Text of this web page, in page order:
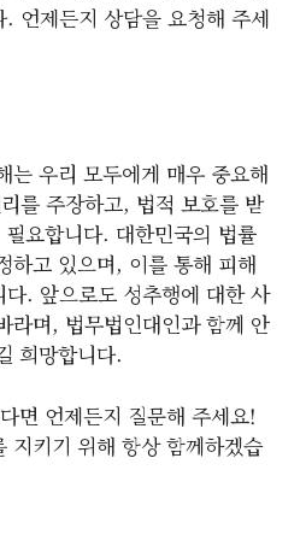
언제든지 상담을 요청해 주세
는 우리 모두에게 매우 중요해
를 주장하고, 법적 보호를 받
요합니다. 대한민국의 법률
하고 있으며, 이를 통해 피해
. 앞으로도 성추행에 대한 사
라며, 법무법인대인과 함께 안
희망합니다.
면 언제든지 질문해 주세요!
지키기 위해 항상 함께하겠습